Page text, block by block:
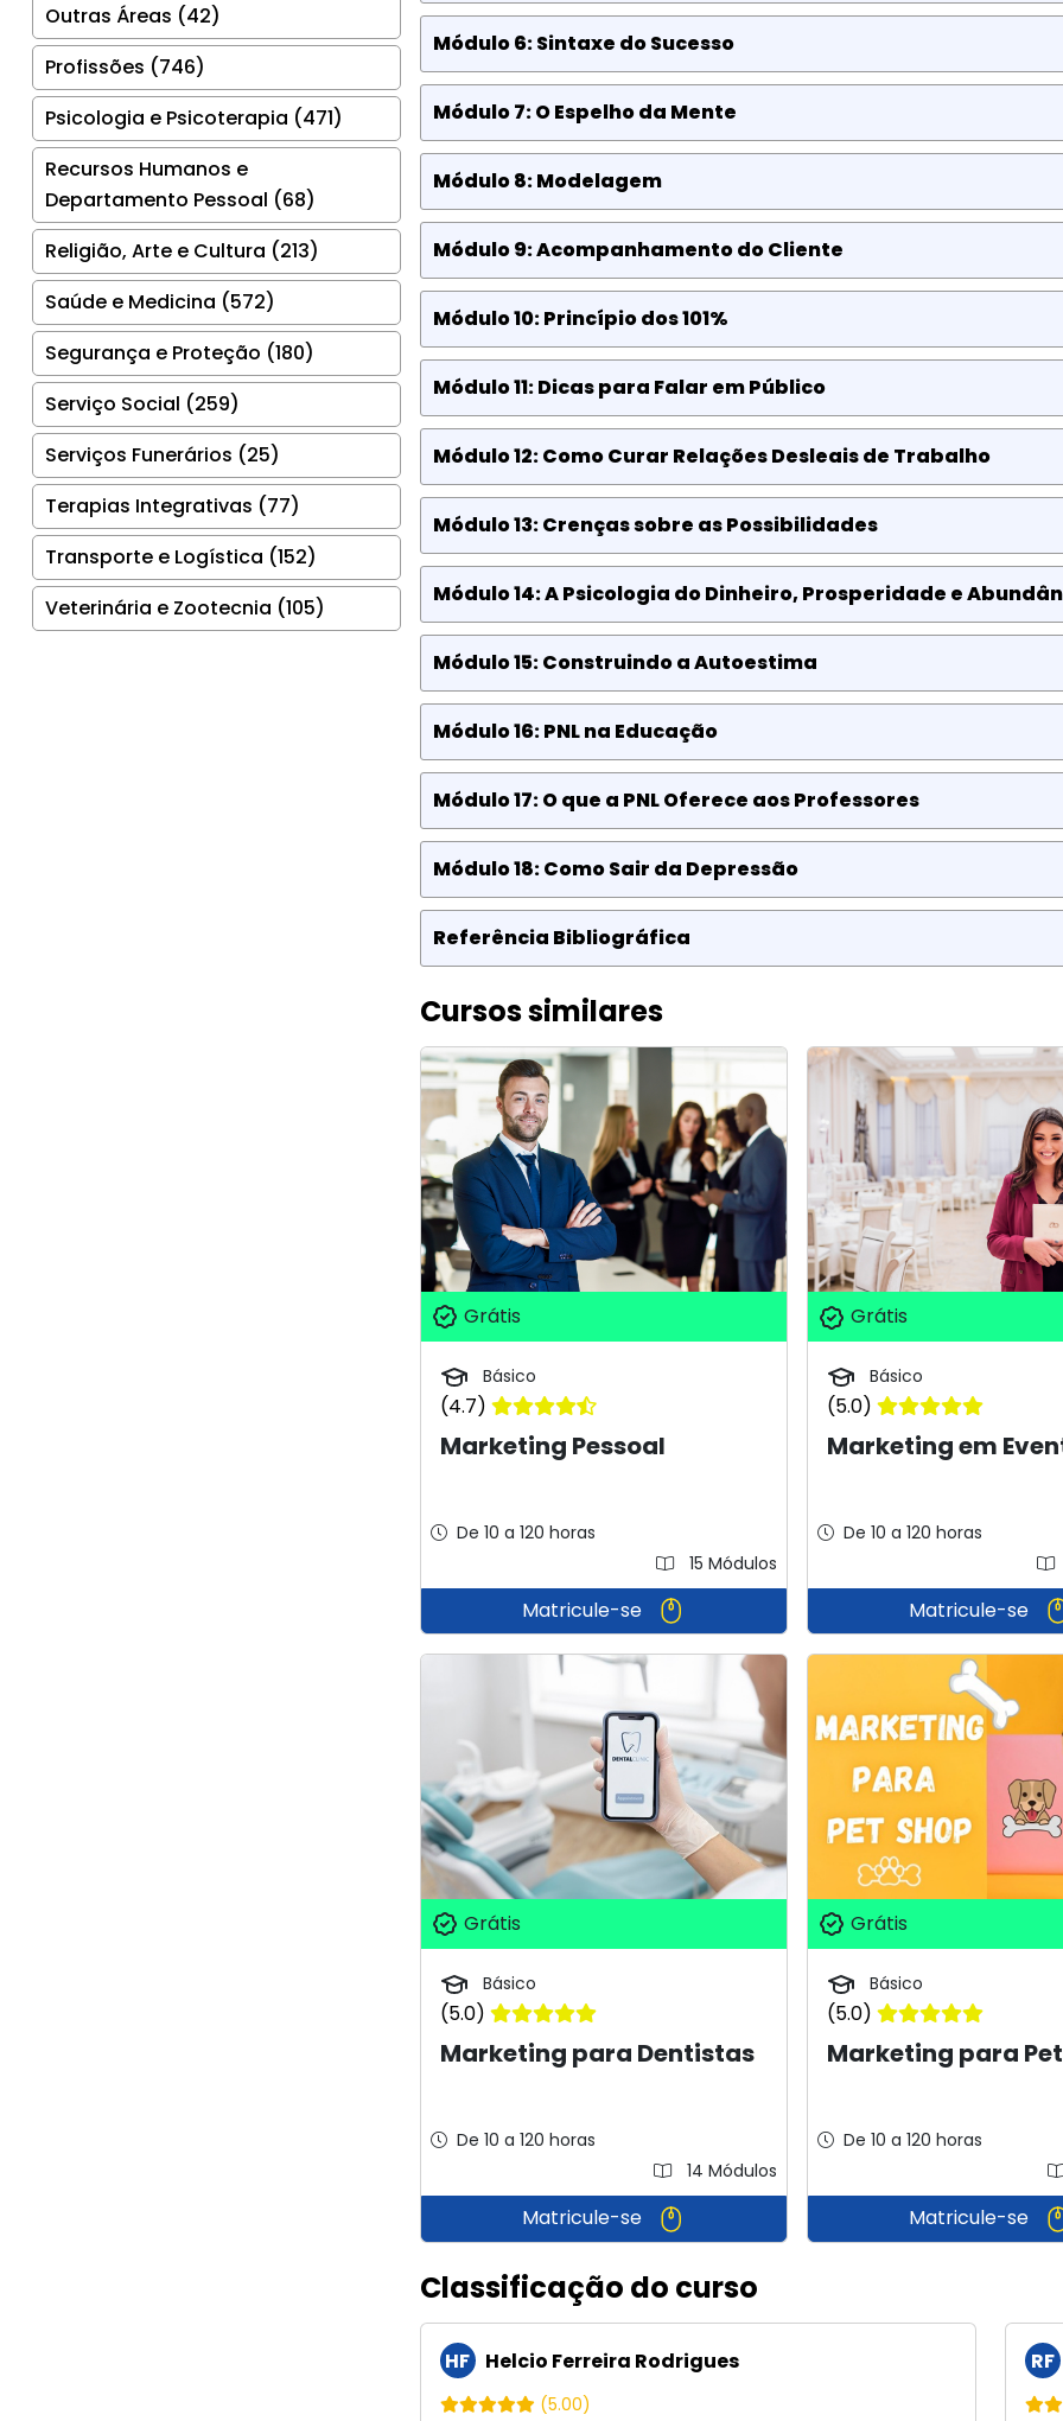
Outras Áreas (42)
Profissões (746)
Psicologia e Psicoterapia (471)
Recursos Humanos e
Departamento Pessoal (68)
Religião, Arte e Cultura (213)
Saúde e Medicina (572)
Segurança e Proteção (180)
Serviço Social (259)
Serviços Funerários (25)
Terapias Integrativas (77)
Transporte e Logística (152)
Veterinária e Zootecnia (105)
Módulo 6: Sintaxe do Sucesso
Módulo 7: O Espelho da Mente
Módulo 8: Modelagem
Módulo 9: Acompanhamento do Cliente
Módulo 10: Princípio dos 101%
Módulo 11: Dicas para Falar em Público
Módulo 12: Como Curar Relações Desleais de Trabalho
Módulo 13: Crenças sobre as Possibilidades
Módulo 14: A Psicologia do Dinheiro, Prosperidade e
Módulo 15: Construindo a Autoestima
Módulo 16: PNL na Educação
Módulo 17: O que a PNL Oferece aos Professores
Módulo 18: Como Sair da Depressão
Referência Bibliográfica
Cursos similares
Grátis
Básico
(4.7)
Marketing Pessoal
De 10 a 120 horas
15 Módulos
Matricule-se
Grátis
Básico
(5.0)
Marketing em
De 10 a 120 horas
Matricule-se
Grátis
Básico
(5.0)
Marketing para Dentistas
De 10 a 120 horas
14 Módulos
Matricule-se
Grátis
Básico
(5.0)
Marketing para
De 10 a 120 horas
Matricule-se
Classificação do curso
HF Helcio Ferreira Rodrigues
(5.00)
RF